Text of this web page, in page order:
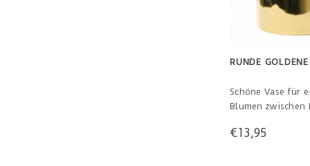
RUNDE
Schöne Vase für
Blumen zwischen
mit anderen
€13,95